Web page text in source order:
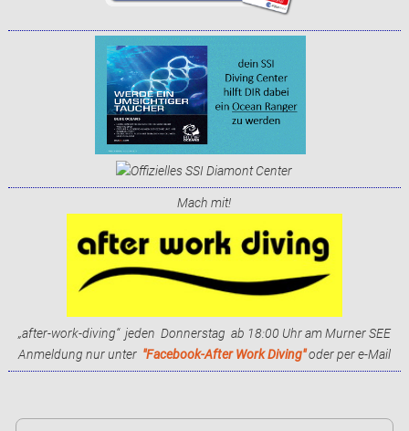
Mach mit!
„after-work-diving“ jeden Donnerstag ab 18:00 Uhr am Murner SEE
Anmeldung nur unter "Facebook-After Work Diving"oder per e-Mail